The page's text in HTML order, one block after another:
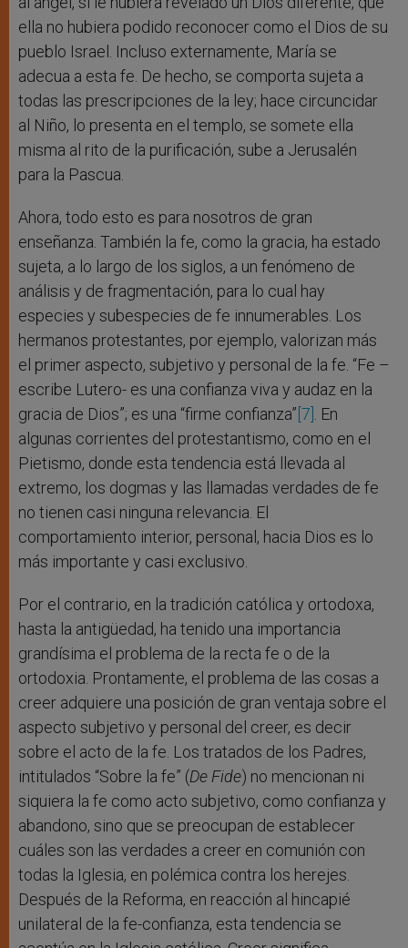
ella no hubiera podido reconocer como el Dios de su
pueblo Israel. Incluso externamente, María se
adecua a esta fe. De hecho, se comporta sujeta a
todas las prescripciones de la ley; hace circuncidar
al Niño, lo presenta en el templo, se somete ella
misma al rito de la purificación, sube a Jerusalén
para la Pascua.
Ahora, todo esto es para nosotros de gran
enseñanza. También la fe, como la gracia, ha estado
sujeta, a lo largo de los siglos, a un fenómeno de
análisis y de fragmentación, para lo cual hay
especies y subespecies de fe innumerables. Los
hermanos protestantes, por ejemplo, valorizan más
el primer aspecto, subjetivo y personal de la fe. “Fe –
escribe Lutero- es una confianza viva y audaz en la
gracia de Dios”; es una “firme confianza” [7] . En
algunas corrientes del protestantismo, como en el
Pietismo, donde esta tendencia está llevada al
extremo, los dogmas y las llamadas verdades de fe
no tienen casi ninguna relevancia. El
comportamiento interior, personal, hacia Dios es lo
más importante y casi exclusivo.
Por el contrario, en la tradición católica y ortodoxa,
hasta la antigüedad, ha tenido una importancia
grandísima el problema de la recta fe o de la
ortodoxia. Prontamente, el problema de las cosas a
creer adquiere una posición de gran ventaja sobre el
aspecto subjetivo y personal del creer, es decir
sobre el acto de la fe. Los tratados de los Padres,
intitulados “Sobre la fe” (De Fide) no mencionan ni
siquiera la fe como acto subjetivo, como confianza y
abandono, sino que se preocupan de establecer
cuáles son las verdades a creer en comunión con
todas la Iglesia, en polémica contra los herejes.
Después de la Reforma, en reacción al hincapié
unilateral de la fe-confianza, esta tendencia se